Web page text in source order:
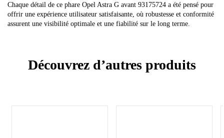
Chaque détail de ce phare Opel Astra G avant 93175724 a été pensé pour
offrir une expérience utilisateur satisfaisante, où robustesse et conformité
assurent une visibilité optimale et une fiabilité sur le long terme.
Découvrez d’autres produits